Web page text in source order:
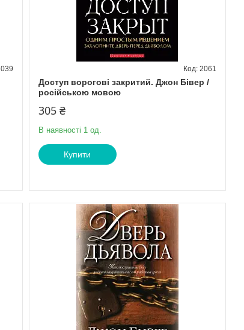
Доступ ворогові закритий. Джон Бівер /
російською мовою
2061
305 ₴
В наявності 1 од.
Купити